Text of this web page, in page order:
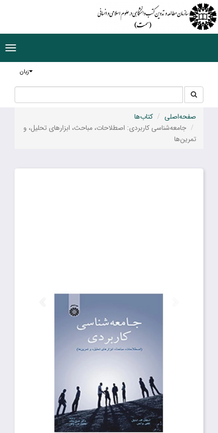
زبان
جستجو
در
سایت
صفحه‌اصلی
کتاب‌ها
جامعه‌شناسی کاربردی: اصطلاحات، مباحث، ابزارهای تحلیل، و
تمرین‌ها